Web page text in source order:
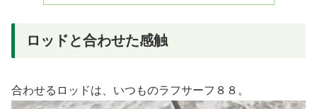
ロッドと合わせた感触
合わせるロッドは、いつものラフサーフ８８。